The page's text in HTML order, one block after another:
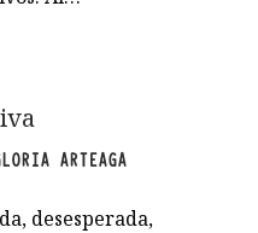
ARTEAGA
desesperada,